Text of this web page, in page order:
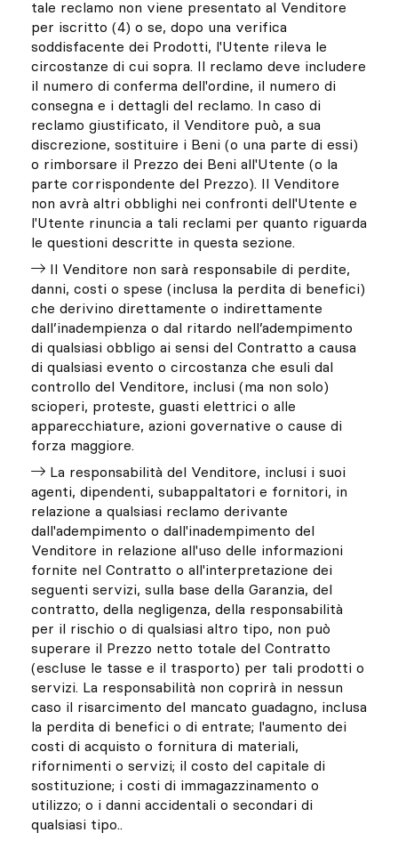
tale reclamo non viene presentato al Venditore
per iscritto (4) o se, dopo una verifica
soddisfacente dei Prodotti, l'Utente rileva le
circostanze di cui sopra. Il reclamo deve includere
il numero di conferma dell'ordine, il numero di
consegna e i dettagli del reclamo. In caso di
reclamo giustificato, il Venditore può, a sua
discrezione, sostituire i Beni (o una parte di essi)
o rimborsare il Prezzo dei Beni all'Utente (o la
parte corrispondente del Prezzo). Il Venditore
non avrà altri obblighi nei confronti dell'Utente e
l'Utente rinuncia a tali reclami per quanto riguarda
le questioni descritte in questa sezione.
Il Venditore non sarà responsabile di perdite,
danni, costi o spese (inclusa la perdita di benefici)
che derivino direttamente o indirettamente
dall’inadempienza o dal ritardo nell’adempimento
di qualsiasi obbligo ai sensi del Contratto a causa
di qualsiasi evento o circostanza che esuli dal
controllo del Venditore, inclusi (ma non solo)
scioperi, proteste, guasti elettrici o alle
apparecchiature, azioni governative o cause di
forza maggiore.
La responsabilità del Venditore, inclusi i suoi
agenti, dipendenti, subappaltatori e fornitori, in
relazione a qualsiasi reclamo derivante
dall'adempimento o dall'inadempimento del
Venditore in relazione all'uso delle informazioni
fornite nel Contratto o all'interpretazione dei
seguenti servizi, sulla base della Garanzia, del
contratto, della negligenza, della responsabilità
per il rischio o di qualsiasi altro tipo, non può
superare il Prezzo netto totale del Contratto
(escluse le tasse e il trasporto) per tali prodotti o
servizi. La responsabilità non coprirà in nessun
caso il risarcimento del mancato guadagno, inclusa
la perdita di benefici o di entrate; l'aumento dei
costi di acquisto o fornitura di materiali,
rifornimenti o servizi; il costo del capitale di
sostituzione; i costi di immagazzinamento o
utilizzo; o i danni accidentali o secondari di
qualsiasi tipo..